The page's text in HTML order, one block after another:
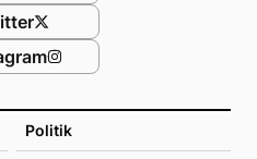
Politik